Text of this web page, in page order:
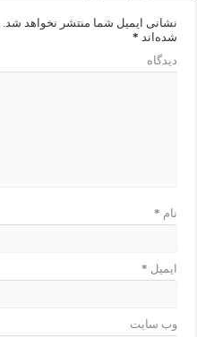
نشانی ایمیل شما منتشر نخواهد شد.
شده‌اند *
دیدگاه
نام *
ایمیل *
وب‌ سایت